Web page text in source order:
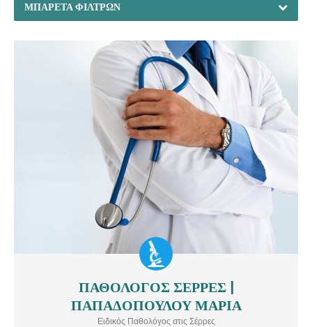
ΜΠΑΡΈΤΑ ΦΊΛΤΡΩΝ
ΠΑΘΟΛΟΓΟΣ ΣΕΡΡΕΣ | ΠΑΠΑΔΟΠΟΥΛΟΥ ΜΑΡΙΑ Ειδικός
Παθολόγος στις Σέρρες. Ενδεικτικές Υπηρεσίες: Νοσήματα
Εσωτερικής Παθολογίας, Ηλεκτροκαρδιογράφημα
ΠΑΘΟΛΟΓΟΣ ΣΕΡΡΕΣ |
ΠΑΠΑΔΟΠΟΥΛΟΥ ΜΑΡΙΑ
Ειδικός Παθολόγος στις Σέρρες